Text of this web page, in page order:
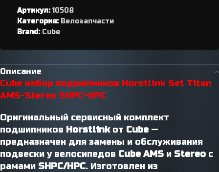
Артикул:10508
Категория: Велозапчасти
Brand: Cube
Описание
Cube набор подшипников Horstlink Set Titan
AMS-Stereo SHPC-HPC
Оригинальный сервисный комплект
подшипников Horstlinkот Cube —
предназначен для замены и обслуживания
подвески у велосипедов Cube AMS и Stereo с
рамами SHPC/HPC. Изготовлен из